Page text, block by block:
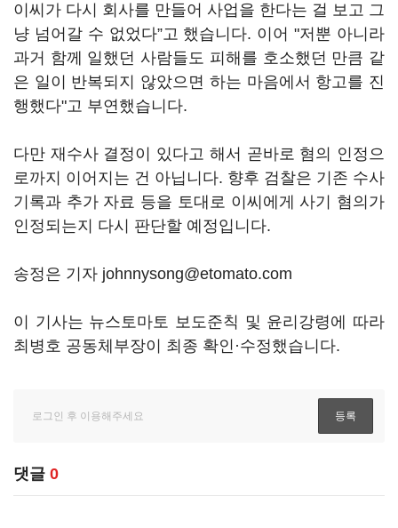
이씨가 다시 회사를 만들어 사업을 한다는 걸 보고 그
냥 넘어갈 수 없었다”고 했습니다. 이어 "저뿐 아니라
과거 함께 일했던 사람들도 피해를 호소했던 만큼 같
은 일이 반복되지 않았으면 하는 마음에서 항고를 진
행했다"고 부연했습니다.
다만 재수사 결정이 있다고 해서 곧바로 혐의 인정으
로까지 이어지는 건 아닙니다. 향후 검찰은 기존 수사
기록과 추가 자료 등을 토대로 이씨에게 사기 혐의가
인정되는지 다시 판단할 예정입니다.
송정은 기자 johnnysong@etomato.com
이 기사는 뉴스토마토 보도준칙 및 윤리강령에 따라
최병호 공동체부장이 최종 확인·수정했습니다.
댓글 0